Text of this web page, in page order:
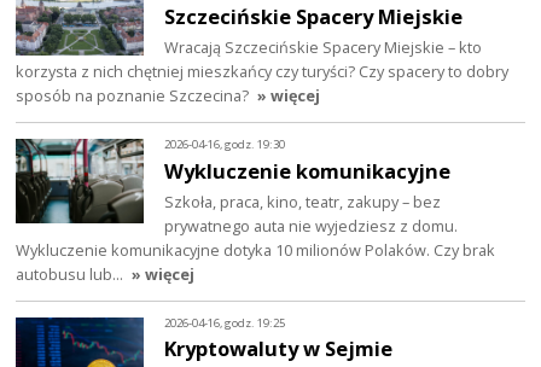
Szczecińskie Spacery Miejskie
Wracają Szczecińskie Spacery Miejskie – kto
korzysta z nich chętniej mieszkańcy czy turyści? Czy spacery to dobry
sposób na poznanie Szczecina? » więcej
2026-04-16, godz. 19:30
Wykluczenie komunikacyjne
Szkoła, praca, kino, teatr, zakupy – bez
prywatnego auta nie wyjedziesz z domu.
Wykluczenie komunikacyjne dotyka 10 milionów Polaków. Czy brak
autobusu lub… » więcej
2026-04-16, godz. 19:25
Kryptowaluty w Sejmie